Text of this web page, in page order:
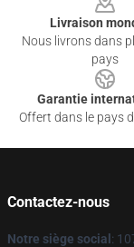
Livraison
Nous livrons dans
pays
Garantie
Offert dans le pays
Contactez-nous
Notre siège social :